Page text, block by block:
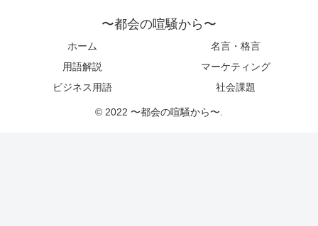
〜都会の喧騒から〜
ホーム
名言・格言
用語解説
マーケティング
ビジネス用語
社会課題
© 2022 〜都会の喧騒から〜.